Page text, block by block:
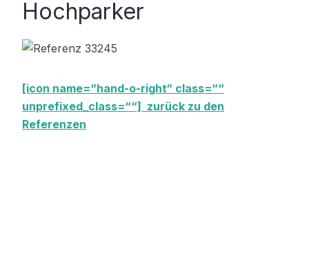
Hochparker
[icon name=“hand-o-right“ class=““
unprefixed_class=““] zurück zu den
Referenzen